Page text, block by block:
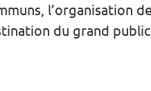
l’organisation
du grand